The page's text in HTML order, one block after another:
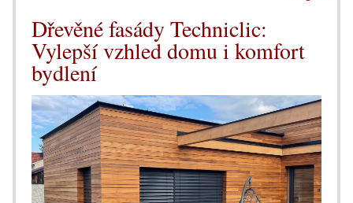
Dřevěné fasády Techniclic:
Vylepší vzhled domu i komfort
bydlení